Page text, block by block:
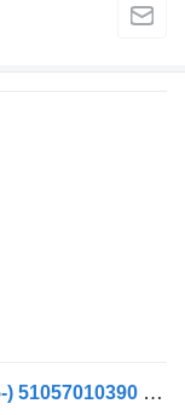
Tubo dell'olio MAN TGL 12.220 (01.05-) 51057010390 per trattore stradale MAN TGL, TGM, TGS, TGX (2005-2021)